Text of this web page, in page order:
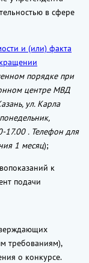
в сфере
и (или) факта
порядке при
центре МВД
ул. Карла
17.00 . Телефон для
1 месяц);
к
подачи
требованиям),
о конкурсе.